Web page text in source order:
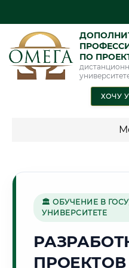
ПО
ХОЧУ
Г.
🏛 ОБУЧЕНИЕ В
УНИВЕРСИТЕТЕ
ПРОЕКТОВ